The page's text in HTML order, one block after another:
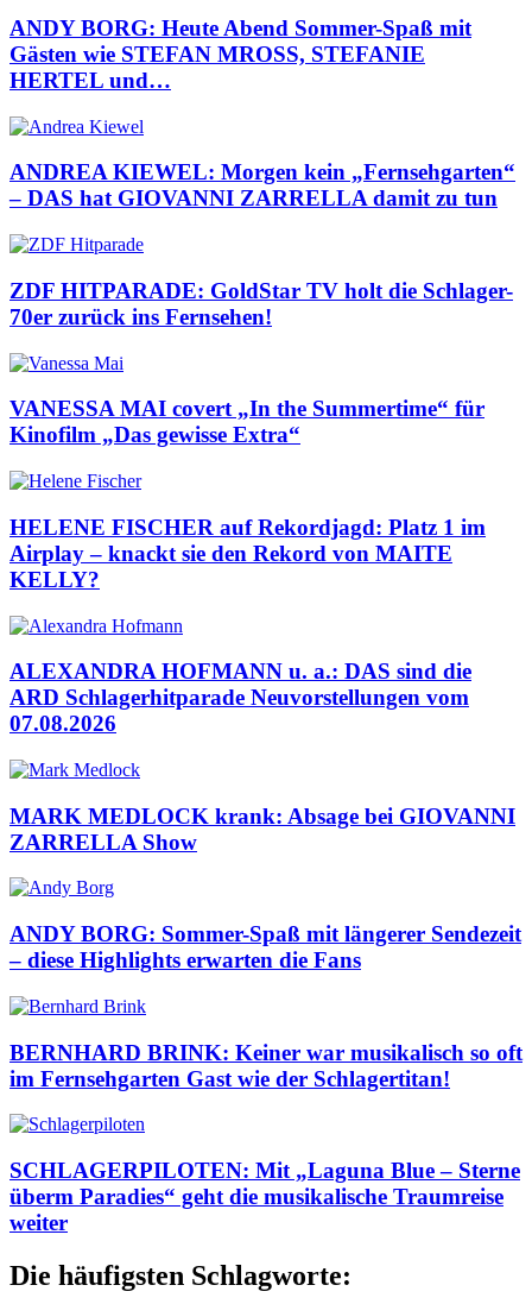
ANDY BORG: Heute Abend Sommer-Spaß mit
Gästen wie STEFAN MROSS, STEFANIE
HERTEL und…
ANDREA KIEWEL: Morgen kein „Fernsehgarten“
– DAS hat GIOVANNI ZARRELLA damit zu tun
ZDF HITPARADE: GoldStar TV holt die Schlager-
70er zurück ins Fernsehen!
VANESSA MAI covert „In the Summertime“ für
Kinofilm „Das gewisse Extra“
HELENE FISCHER auf Rekordjagd: Platz 1 im
Airplay – knackt sie den Rekord von MAITE
KELLY?
ALEXANDRA HOFMANN u. a.: DAS sind die
ARD Schlagerhitparade Neuvorstellungen vom
07.08.2026
MARK MEDLOCK krank: Absage bei GIOVANNI
ZARRELLA Show
ANDY BORG: Sommer-Spaß mit längerer Sendezeit
– diese Highlights erwarten die Fans
BERNHARD BRINK: Keiner war musikalisch so oft
im Fernsehgarten Gast wie der Schlagertitan!
SCHLAGERPILOTEN: Mit „Laguna Blue – Sterne
überm Paradies“ geht die musikalische Traumreise
weiter
Die häufigsten Schlagworte: